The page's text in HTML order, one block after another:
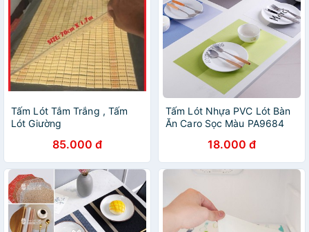
Tấm Lót Tắm Trắng , Tấm
Lót Giường
85.000 đ
Tấm Lót Nhựa PVC Lót Bàn
Ăn Caro Sọc Màu PA9684
18.000 đ